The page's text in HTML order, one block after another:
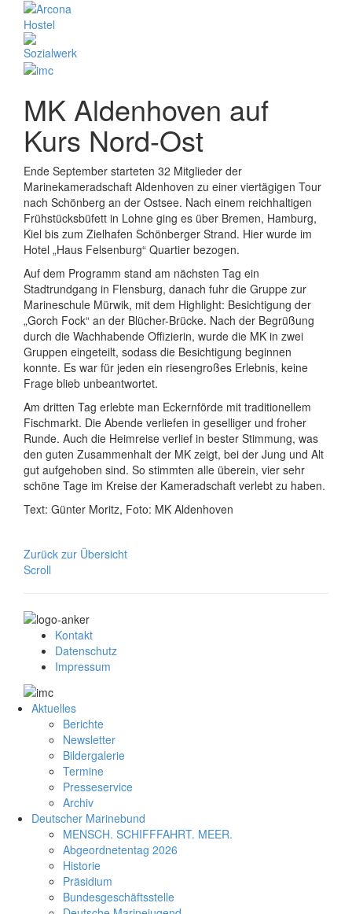
MK Aldenhoven auf
Kurs Nord-Ost
Ende September starteten 32 Mitglieder der
Marinekameradschaft Aldenhoven zu einer viertägigen Tour
nach Schönberg an der Ostsee. Nach einem reichhaltigen
Frühstücksbüfett in Lohne ging es über Bremen, Hamburg,
Kiel bis zum Zielhafen Schönberger Strand. Hier wurde im
Hotel „Haus Felsenburg“ Quartier bezogen.
Auf dem Programm stand am nächsten Tag ein
Stadtrundgang in Flensburg, danach fuhr die Gruppe zur
Marineschule Mürwik, mit dem Highlight: Besichtigung der
„Gorch Fock“ an der Blücher-Brücke. Nach der Begrüßung
durch die Wachhabende Offizierin, wurde die MK in zwei
Gruppen eingeteilt, sodass die Besichtigung beginnen
konnte. Es war für jeden ein riesengroßes Erlebnis, keine
Frage blieb unbeantwortet.
Am dritten Tag erlebte man Eckernförde mit traditionellem
Fischmarkt. Die Abende verliefen in geselliger und froher
Runde. Auch die Heimreise verlief in bester Stimmung, was
den guten Zusammenhalt der MK zeigt, bei der Jung und Alt
gut aufgehoben sind. So stimmten alle überein, vier sehr
schöne Tage im Kreise der Kameradschaft verlebt zu haben.
Text: Günter Moritz, Foto: MK Aldenhoven
Zurück zur Übersicht
Scroll
Kontakt
Datenschutz
Impressum
Aktuelles
Berichte
Newsletter
Bildergalerie
Termine
Presseservice
Archiv
Deutscher Marinebund
MENSCH. SCHIFFFAHRT. MEER.
Abgeordnetentag 2026
Historie
Präsidium
Bundesgeschäftsstelle